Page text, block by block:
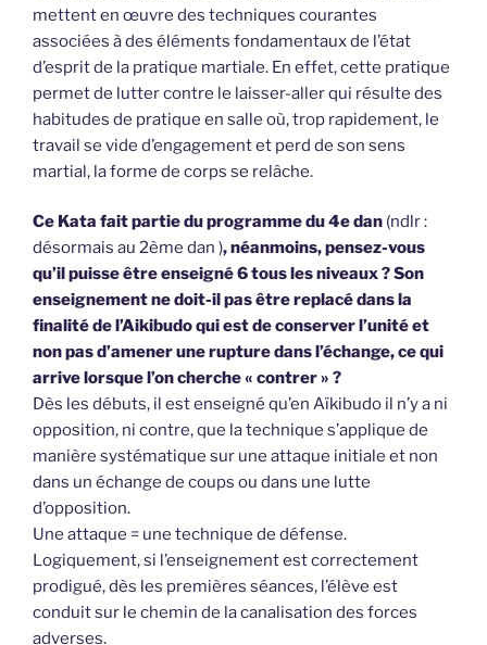
mettent en œuvre des techniques courantes
associées à des éléments fondamentaux de l’état
d’esprit de la pratique martiale. En effet, cette pratique
permet de lutter contre le laisser-aller qui résulte des
habitudes de pratique en salle où, trop rapidement, le
travail se vide d’engagement et perd de son sens
martial, la forme de corps se relâche.
Ce Kata fait partie du programme du 4e dan (ndlr :
désormais au 2ème dan ), néanmoins, pensez-vous
qu’il puisse être enseigné 6 tous les niveaux ? Son
enseignement ne doit-il pas être replacé dans la
finalité de l’Aikibudo qui est de conserver l’unité et
non pas d’amener une rupture dans l’échange, ce qui
arrive lorsque l’on cherche « contrer » ?
Dès les débuts, il est enseigné qu’en Aïkibudo il n’y a ni
opposition, ni contre, que la technique s’applique de
manière systématique sur une attaque initiale et non
dans un échange de coups ou dans une lutte
d’opposition.
Une attaque = une technique de défense.
Logiquement, si l’enseignement est correctement
prodigué, dès les premières séances, l’élève est
conduit sur le chemin de la canalisation des forces
adverses.